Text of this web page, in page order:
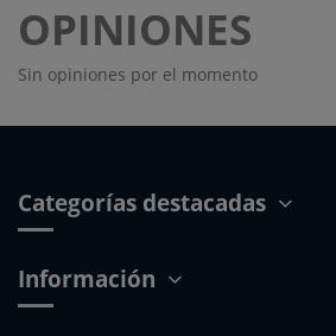
OPINIONES
Sin opiniones por el momento
Categorías destacadas
Información